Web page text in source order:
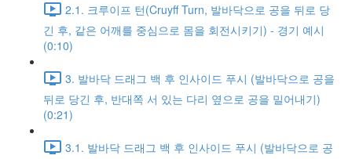
2.1. 크루이프 턴(Cruyff Turn, 발바닥으로 공을 뒤로 당
긴 후, 같은 어깨를 중심으로 몸을 회전시키기) - 경기 예시
(0:10)
3. 발바닥 드래그 백 후 인사이드 푸시 (발바닥으로 공을
뒤로 당긴 후, 반대쪽 서 있는 다리 옆으로 공을 밀어내기)
(0:21)
3.1. 발바닥 드래그 백 후 인사이드 푸시 (발바닥으로 공